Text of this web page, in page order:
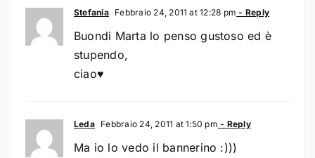
Stefania Febbraio 24, 2011 at 12:28 pm - Reply
Buondi Marta lo penso gustoso ed è
stupendo,
ciao♥
Leda Febbraio 24, 2011 at 1:50 pm - Reply
Ma io lo vedo il bannerino :)))